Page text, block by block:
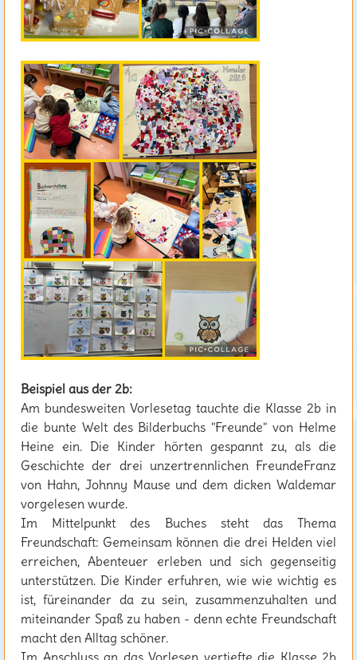
Beispiel aus der 2b:
Am bundesweiten Vorlesetag tauchte die Klasse 2b in
die bunte Welt des Bilderbuchs "Freunde" von Helme
Heine ein. Die Kinder hörten gespannt zu, als die
Geschichte der drei unzertrennlichen FreundeFranz
von Hahn, Johnny Mause und dem dicken Waldemar
vorgelesen wurde.
Im Mittelpunkt des Buches steht das Thema
Freundschaft: Gemeinsam können die drei Helden viel
erreichen, Abenteuer erleben und sich gegenseitig
unterstützen. Die Kinder erfuhren, wie wie wichtig es
ist, füreinander da zu sein, zusammenzuhalten und
miteinander Spaß zu haben - denn echte Freundschaft
macht den Alltag schöner.